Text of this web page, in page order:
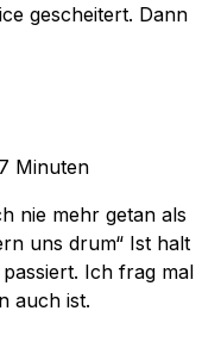
gescheitert. Dann
Minuten
nie mehr getan als
uns drum“ Ist halt
Ich frag mal
auch ist.